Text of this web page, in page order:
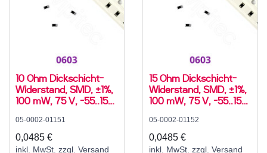
10 Ohm Dickschicht-
Widerstand, SMD, ±1%,
100 mW, 75 V, -55..155
05-0002-01151
0,0485 €
inkl. MwSt. zzgl. Versand
15 Ohm Dickschicht-
Widerstand, SMD, ±1%,
100 mW, 75 V, -55..155
05-0002-01152
0,0485 €
inkl. MwSt. zzgl. Versand